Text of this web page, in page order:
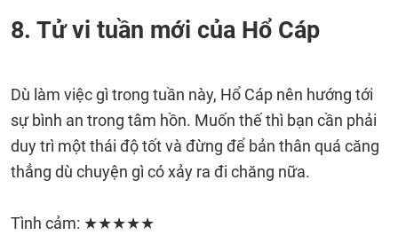
8. Tử vi tuần mới của Hổ Cáp
Dù làm việc gì trong tuần này, Hổ Cáp nên hướng tới
sự bình an trong tâm hồn. Muốn thế thì bạn cần phải
duy trì một thái độ tốt và đừng để bản thân quá căng
thẳng dù chuyện gì có xảy ra đi chăng nữa.
Tình cảm: ★★★★★